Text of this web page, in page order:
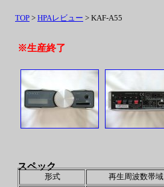
スペック
形式 再生周波数帯域
TOP > HPAレビュー > KAF-A55
※生産終了